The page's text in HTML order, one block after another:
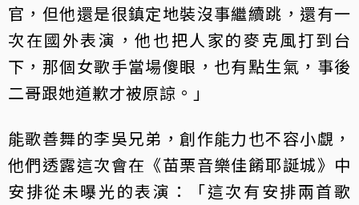
官，但他還是很鎮定地裝沒事繼續跳，還有一
次在國外表演，他也把人家的麥克風打到台
下，那個女歌手當場傻眼，也有點生氣，事後
二哥跟她道歉才被原諒。」
能歌善舞的李吳兄弟，創作能力也不容小覷，
他們透露這次會在《苗栗音樂佳餚耶誕城》中
安排從未曝光的表演：「這次有安排兩首歌